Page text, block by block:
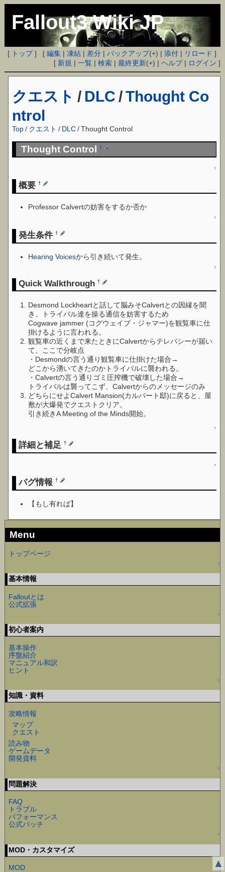
Fallout3 Wiki JP
[ トップ] [編集 |凍結 | 差分 |バックアップ(+) |添付 | リロード ]
[ 新規 |一覧 |検索 |最終更新(+) |ヘルプ| ログイン ]
クエスト / DLC /Thought Co
ntrol
Top / クエスト / DLC/ Thought Control
Thought Control†
↑
概要†
Professor Calvertの妨害をするか否か
↑
発生条件†
Hearing Voicesから引き続いて発生。
↑
Quick Walkthrough†
Desmond Lockheartと話して脳みそCalvertとの因縁を聞
き、トライバル達を操る通信を妨害するため
Cogwave jammer (コグウェイブ・ジャマー)を観覧車に仕
掛けるように言われる。
観覧車の近くまで来たときにCalvertからテレパシーが届い
て、ここで分岐点
・Desmondの言う通り観覧車に仕掛けた場合→
どこから湧いてきたのかトライバルに襲われる。
・Calvertの言う通りゴミ圧搾機で破壊した場合→
トライバルは襲ってこず、Calvertからのメッセージのみ
どちらにせよCalvert Mansion(カルバート邸)に戻ると、屋
敷が大爆発でクエストクリア。
引き続きA Meeting of the Minds開始。
↑
詳細と補足†
↑
バグ情報†
【もし有れば】
Menu
トップページ
↑
基本情報
Falloutとは
公式拡張
↑
初心者案内
基本操作
序盤紹介
マニュアル和訳
ヒント
↑
知識・資料
攻略情報
マップ
クエスト
読み物
ゲームデータ
開発資料
↑
問題解決
FAQ
トラブル
パフォーマンス
公式パッチ
↑
MOD・カスタマイズ
MOD
▲